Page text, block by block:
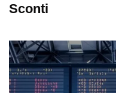
Sconti